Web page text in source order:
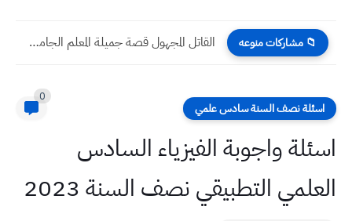
📁 مشاركات منوعه القاتل المجهول قصة جميلة المعلم الجامعي سوسن لطيف اختصاص /...
اسئلة نصف السنة سادس علمي
0
اسئلة واجوبة الفيزياء السادس
العلمي التطبيقي نصف السنة 2023